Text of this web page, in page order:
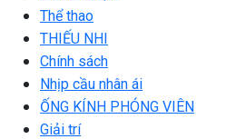
Thể thao
THIẾU NHI
Chính sách
Nhịp cầu nhân ái
ỐNG KÍNH PHÓNG VIÊN
Giải trí